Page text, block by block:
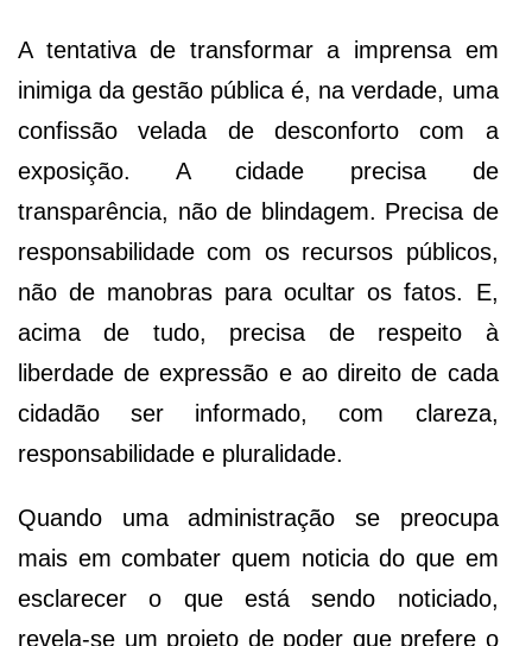
A tentativa de transformar a imprensa em
inimiga da gestão pública é, na verdade, uma
confissão velada de desconforto com a
exposição. A cidade precisa de
transparência, não de blindagem. Precisa de
responsabilidade com os recursos públicos,
não de manobras para ocultar os fatos. E,
acima de tudo, precisa de respeito à
liberdade de expressão e ao direito de cada
cidadão ser informado, com clareza,
responsabilidade e pluralidade.
Quando uma administração se preocupa
mais em combater quem noticia do que em
esclarecer o que está sendo noticiado,
revela-se um projeto de poder que prefere o